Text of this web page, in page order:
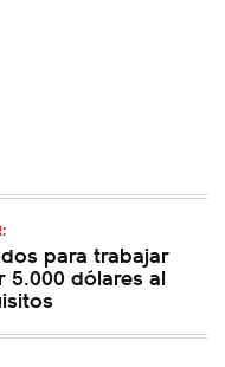
para trabajar
5.000 dólares al